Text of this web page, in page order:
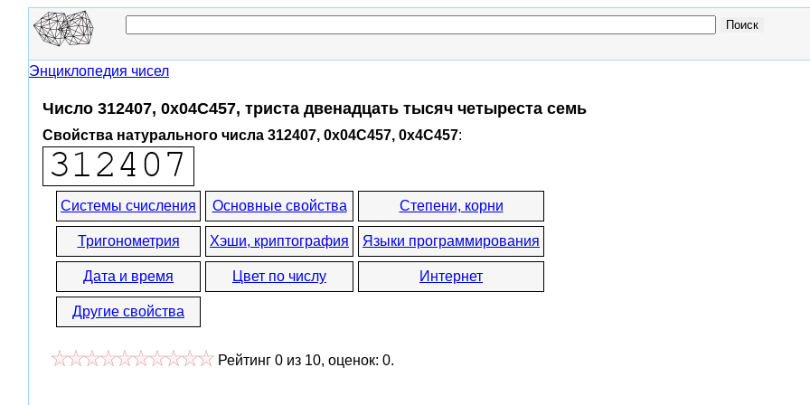
Энциклопедия чисел
Число 312407, 0x04C457, триста двенадцать тысяч четыреста семь
Свойства натурального числа 312407, 0x04C457, 0x4C457:
Системы счисления Основные свойства Степени, корни
Тригонометрия Хэши, криптография Языки программирования
Дата и время Цвет по числу Интернет
Другие свойства
Рейтинг 0 из 10, оценок: 0.